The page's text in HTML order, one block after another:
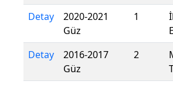
Detay
2020-2021
Güz
1
Detay
2016-2017
Güz
2